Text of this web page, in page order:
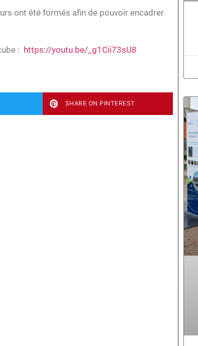
ont été formés afin de pouvoir encadrer
: https://youtu.be/_g1Cii73sU8
SHARE ON PINTEREST